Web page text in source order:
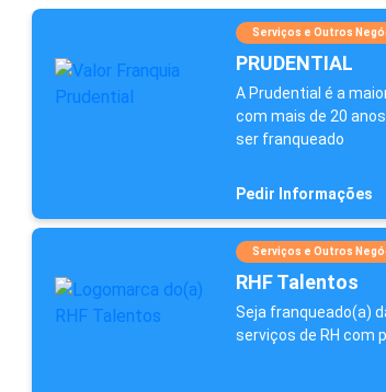
Serviços e Outros
PRUDENTIAL
A Prudential é a
com mais de 20
ser franqueado
Pedir Informações
Serviços e Outros
RHF Talentos
Seja franqueado(a)
serviços de RH com